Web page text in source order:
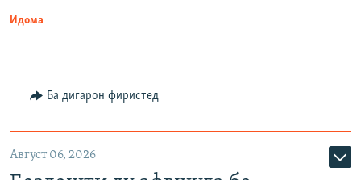
Идома
Ба дигарон фиристед
Август 06, 2026